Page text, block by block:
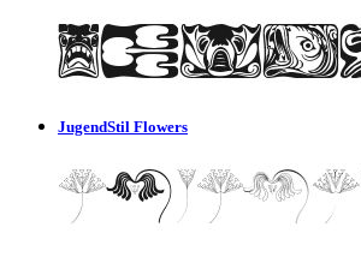
JugendStil Flowers